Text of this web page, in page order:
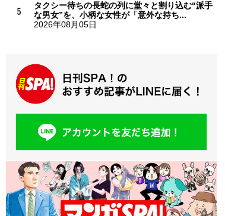
タクシー待ちの長蛇の列に堂々と割り込む“派手
な男女”を、小柄な女性が「意外な持ち...
2026年08月05日